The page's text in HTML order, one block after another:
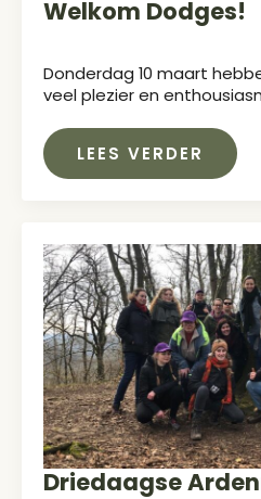
Welkom Dodges!
Donderdag 10 maart
veel plezier en
LEES VERDER
Driedaagse